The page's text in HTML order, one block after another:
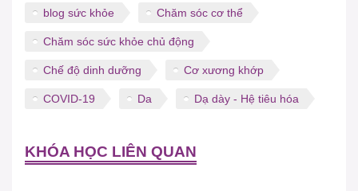
blog sức khỏe Chăm sóc cơ thể
Chăm sóc sức khỏe chủ động
Chế độ dinh dưỡng Cơ xương khớp
COVID-19 Da Dạ dày - Hệ tiêu hóa
KHÓA HỌC LIÊN QUAN